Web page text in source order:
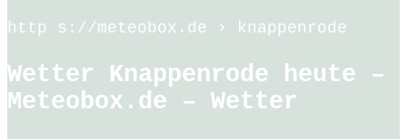
http s://meteobox.de › knappenrode
Wetter Knappenrode heute –
Meteobox.de – Wetter